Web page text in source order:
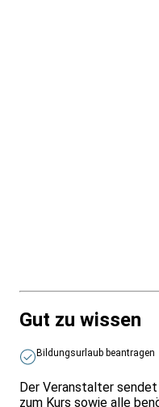
Gut zu wissen
Bildungsurlaub beantragen
Der Veranstalter
zum Kurs sowie alle